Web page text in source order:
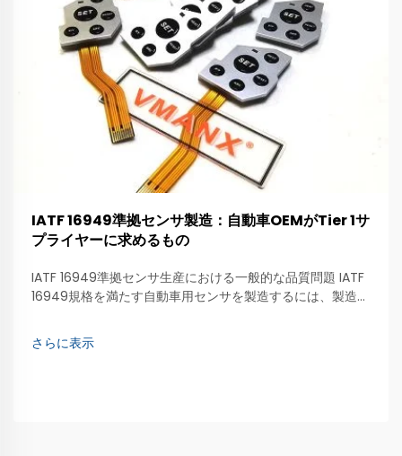
IATF 16949準拠センサ製造：自動車OEMがTier 1サ
プライヤーに求めるもの
IATF 16949準拠センサ生産における一般的な品質問題 IATF
16949規格を満たす自動車用センサを製造するには、製造プ
る品質問題の一つは、センサの性能ばらつきです…
さらに表示